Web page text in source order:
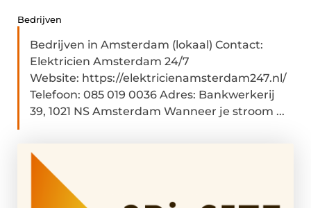
Bedrijven
Bedrijven in Amsterdam (lokaal) Contact:
Elektricien Amsterdam 24/7
Website: https://elektricienamsterdam247.nl/
Telefoon: 085 019 0036 Adres: Bankwerkerij
39, 1021 NS Amsterdam Wanneer je stroom ...